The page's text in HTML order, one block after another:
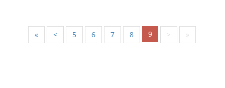
« < 5 6 7 8 9 > »